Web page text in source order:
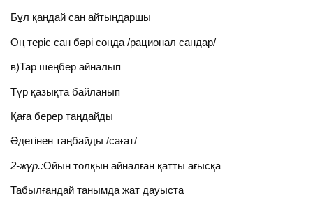
Бұл қандай сан айтыңдаршы
Оң теріс сан бәрі сонда /рационал сандар/
в)Тар шеңбер айналып
Тұр қазықта байланып
Қаға берер таңдайды
Әдетінен таңбайды /сағат/
2-жүр.:Ойын толқын айналған қатты ағысқа
Табылғандай танымда жат дауыста